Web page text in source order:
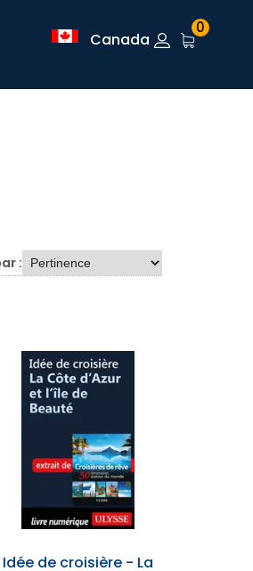
Canada
0
:
Idée de croisière - La